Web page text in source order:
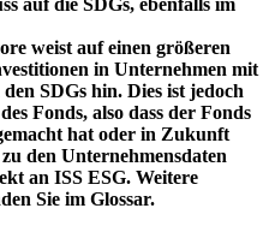
auf die SDGs, ebenfalls im
weist auf einen größeren
in Unternehmen mit
SDGs hin. Dies ist jedoch
Fonds, also dass der Fonds
hat oder in Zukunft
den Unternehmensdaten
an ISS ESG. Weitere
Sie im Glossar.